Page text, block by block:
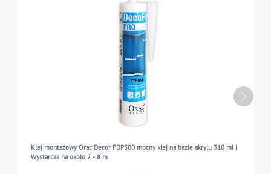
Klej montażowy Orac Decor FDP500 mocny klej na bazie akrylu 310 ml |
Wystarcza na około 7 - 8 m